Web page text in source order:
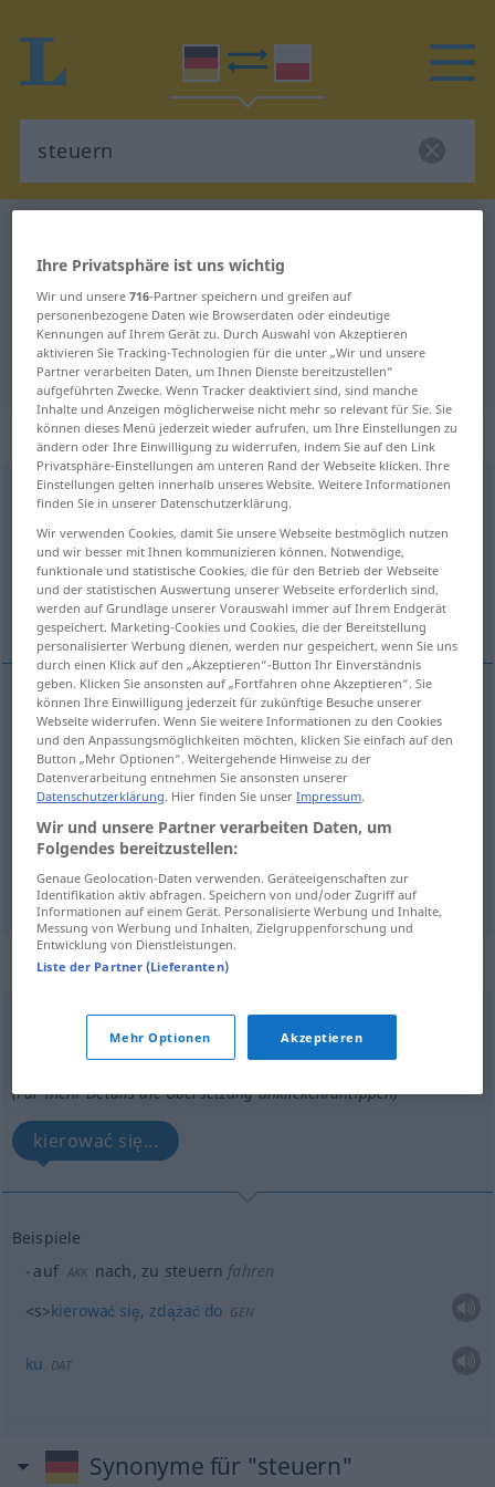
Deutsch-Polnisch Übersetzung für
"steuern"
"steuern" Polnisch Übersetzung
„steuern“: transitives Verb
steuernv/t < -re>
Übersicht aller Übersetzungen
(Für mehr Details die Übersetzung anklicken/antippen)
sterować, prowadzić, pilotować, trzymać
sterować INST a. FIG steuern
prowadzić steuernSchiff, Fahrzeuga.
pilotować steuernFlugzeug
trzymać steuernKurs
„steuern“: intransitives Verb
v/i <-re;sn>
Übersicht aller Übersetzungen
(Für mehr Details die Übersetzung anklicken/antippen)
kierować się...
Beispiele
auf AKK nach, zu steuern fahren
<s>kierować się,zdążać do GEN
ku DAT
Synonyme für "steuern"
Ihre Privatsphäre ist uns wichtig
Wir und unsere716-Partner speichern und greifen auf
personenbezogene Daten wie Browserdaten oder eindeutige
Kennungen auf Ihrem Gerät zu. Durch Auswahl von Akzeptieren
aktivieren Sie Tracking-Technologien für die unter „Wir und unsere
Partner verarbeiten Daten, um Ihnen Dienste bereitzustellen“
aufgeführten Zwecke. Wenn Tracker deaktiviert sind, sind manche
Inhalte und Anzeigen möglicherweise nicht mehr so relevant für Sie. Sie
können dieses Menü jederzeit wieder aufrufen, um Ihre Einstellungen zu
ändern oder Ihre Einwilligung zu widerrufen, indem Sie auf den Link
Privatsphäre-Einstellungen am unteren Rand der Webseite klicken. Ihre
Einstellungen gelten innerhalb unseres Website. Weitere Informationen
finden Sie in unserer Datenschutzerklärung.
Wir verwenden Cookies, damit Sie unsere Webseite bestmöglich nutzen
und wir besser mit Ihnen kommunizieren können. Notwendige,
funktionale und statistische Cookies, die für den Betrieb der Webseite
und der statistischen Auswertung unserer Webseite erforderlich sind,
werden auf Grundlage unserer Vorauswahl immer auf Ihrem Endgerät
gespeichert. Marketing-Cookies und Cookies, die der Bereitstellung
personalisierter Werbung dienen, werden nur gespeichert, wenn Sie uns
durch einen Klick auf den „Akzeptieren“-Button Ihr Einverständnis
geben. Klicken Sie ansonsten auf „Fortfahren ohne Akzeptieren“. Sie
können Ihre Einwilligung jederzeit für zukünftige Besuche unserer
Webseite widerrufen. Wenn Sie weitere Informationen zu den Cookies
und den Anpassungsmöglichkeiten möchten, klicken Sie einfach auf den
Button „Mehr Optionen“. Weitergehende Hinweise zu der
Datenverarbeitung entnehmen Sie ansonsten unserer
Datenschutzerklärung. Hier finden Sie unserImpressum.
Wir und unsere Partner verarbeiten Daten, um
Folgendes bereitzustellen:
Genaue Geolocation-Daten verwenden. Geräteeigenschaften zur
Identifikation aktiv abfragen. Speichern von und/oder Zugriff auf
Informationen auf einem Gerät. Personalisierte Werbung und Inhalte,
Messung von Werbung und Inhalten, Zielgruppenforschung und
Entwicklung von Dienstleistungen.
Liste der Partner (Lieferanten)
Mehr Optionen Akzeptieren